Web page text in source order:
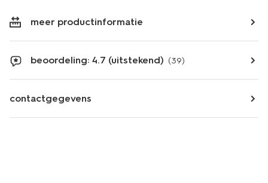
meer productinformatie
beoordeling: 4.7 (uitstekend) (39)
contactgegevens